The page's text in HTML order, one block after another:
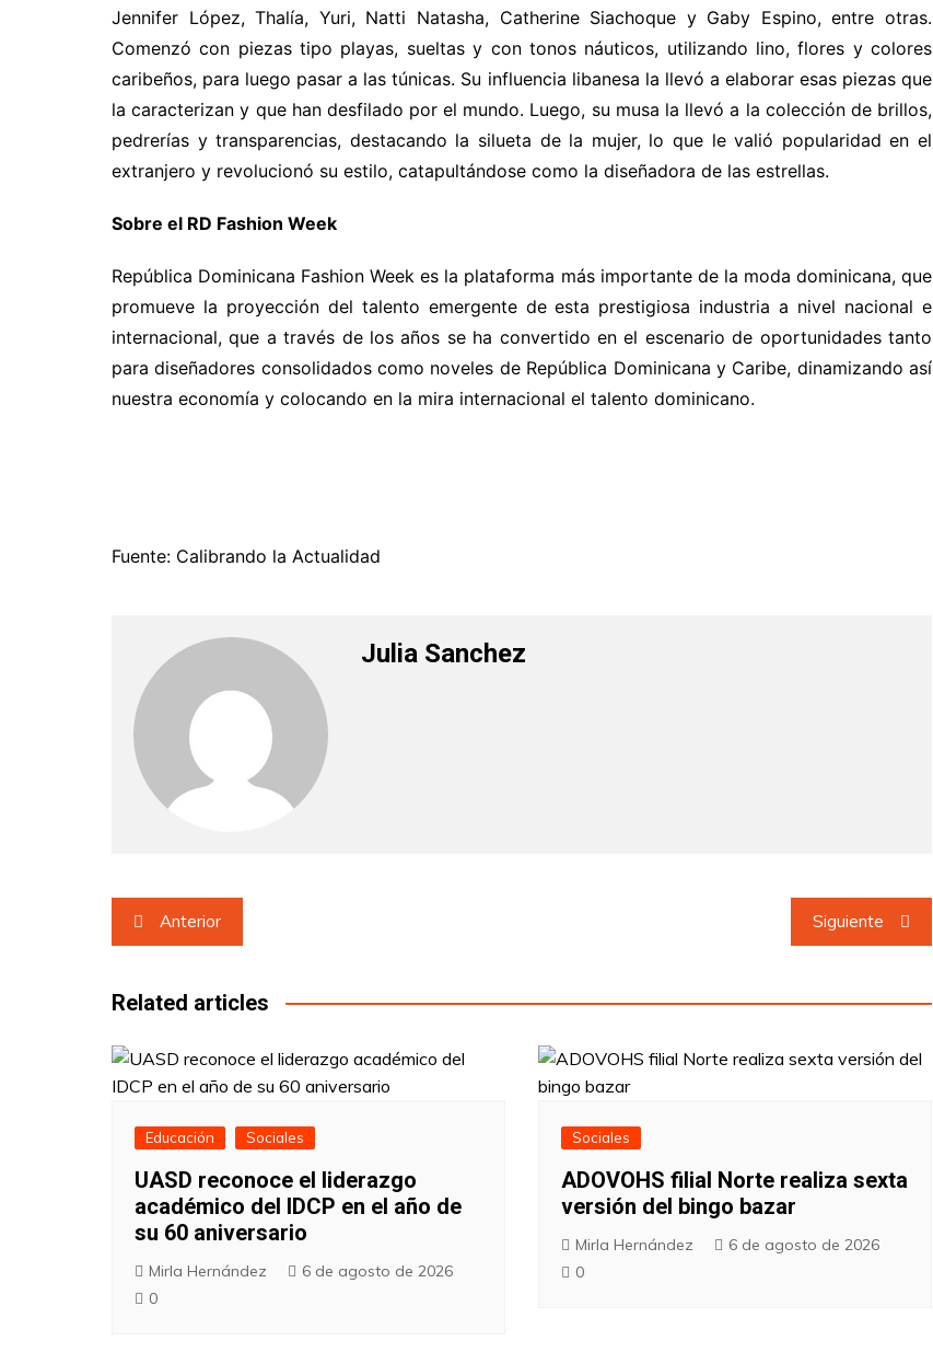
Jennifer López, Thalía, Yuri, Natti Natasha, Catherine Siachoque y Gaby Espino, entre otras.
Comenzó con piezas tipo playas, sueltas y con tonos náuticos, utilizando lino, flores y colores
caribeños, para luego pasar a las túnicas. Su influencia libanesa la llevó a elaborar esas piezas que
la caracterizan y que han desfilado por el mundo. Luego, su musa la llevó a la colección de brillos,
pedrerías y transparencias, destacando la silueta de la mujer, lo que le valió popularidad en el
extranjero y revolucionó su estilo, catapultándose como la diseñadora de las estrellas.
Sobre el RD Fashion Week
República Dominicana Fashion Week es la plataforma más importante de la moda dominicana, que
promueve la proyección del talento emergente de esta prestigiosa industria a nivel nacional e
internacional, que a través de los años se ha convertido en el escenario de oportunidades tanto
para diseñadores consolidados como noveles de República Dominicana y Caribe, dinamizando así
nuestra economía y colocando en la mira internacional el talento dominicano.
Fuente: Calibrando la Actualidad
Julia Sanchez
Navegación
de
entradas
Anterior Siguiente
Related articles
Educación Sociales
UASD reconoce el liderazgo
académico del IDCP en el año de
su 60 aniversario
Mirla Hernández
6 de agosto de 2026
0
Sociales
ADOVOHS filial Norte realiza sexta
versión del bingo bazar
Mirla Hernández
6 de agosto de 2026
0